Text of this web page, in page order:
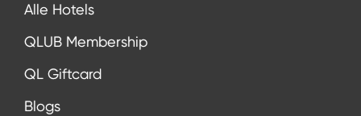
Alle Hotels
QLUB Membership
QL Giftcard
Blogs